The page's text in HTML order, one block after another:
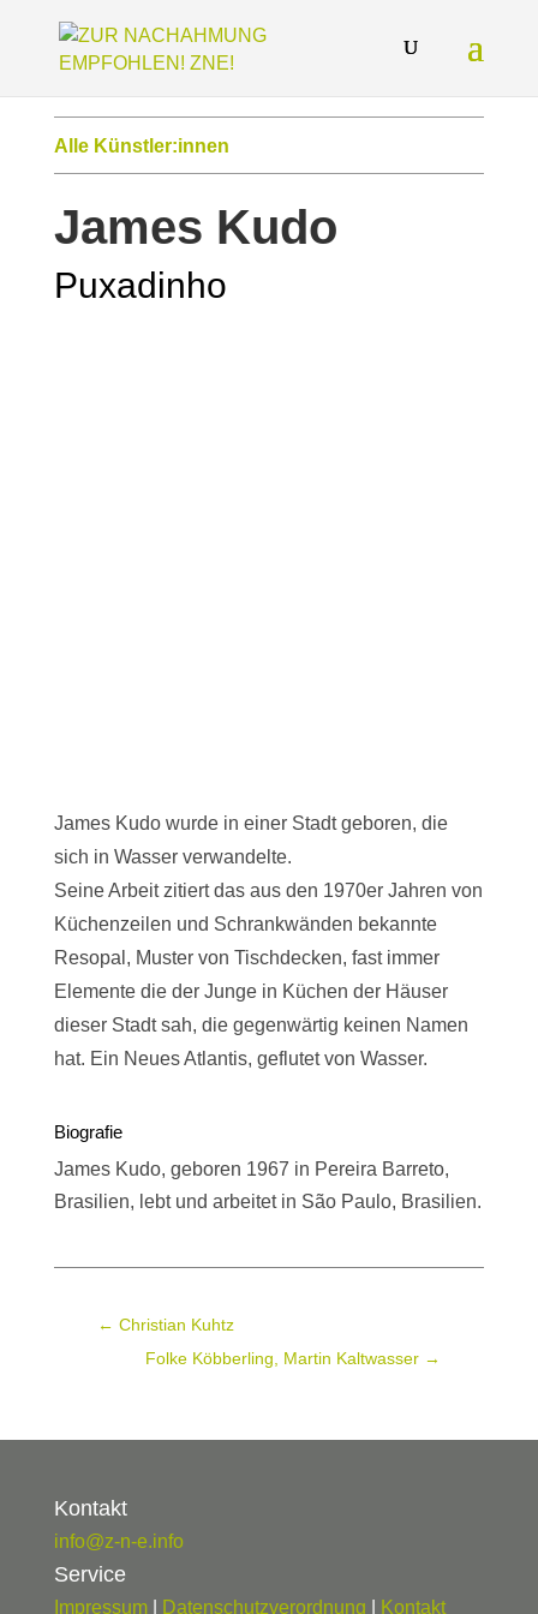
Alle Künstler:innen
James Kudo
Puxadinho
James Kudo wurde in einer Stadt geboren, die
sich in Wasser verwandelte.
Seine Arbeit zitiert das aus den 1970er Jahren von
Küchenzeilen und Schrankwänden bekannte
Resopal, Muster von Tischdecken, fast immer
Elemente die der Junge in Küchen der Häuser
dieser Stadt sah, die gegenwärtig keinen Namen
hat. Ein Neues Atlantis, geflutet von Wasser.
Biografie
James Kudo, geboren 1967 in Pereira Barreto,
Brasilien, lebt und arbeitet in São Paulo, Brasilien.
← Christian Kuhtz
Folke Köbberling, Martin Kaltwasser →
Kontakt
info@z-n-e.info
Service
Impressum| Datenschutzverordnung Kontakt